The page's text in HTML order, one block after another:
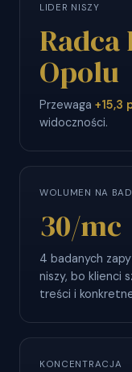
LIDER NISZY
Opolu
Przewaga +15,3
widoczności.
WOLUMEN NA
30/mc
4 badanych
niszy, bo klienci
treści i
KONCENTRACJA